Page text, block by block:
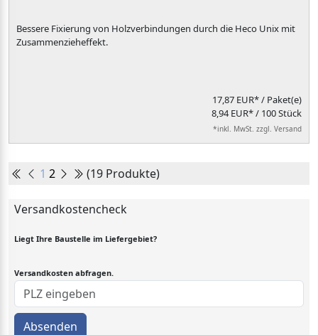
Bessere Fixierung von Holzverbindungen durch die Heco Unix mit
Zusammenzieheffekt.
17,87 EUR*/ Paket(e)
8,94 EUR* / 100 Stück
*inkl. MwSt. zzgl. Versand
1 2 (19 Produkte)
Versandkostencheck
Liegt Ihre Baustelle im Liefergebiet?
Versandkosten abfragen.
Absenden